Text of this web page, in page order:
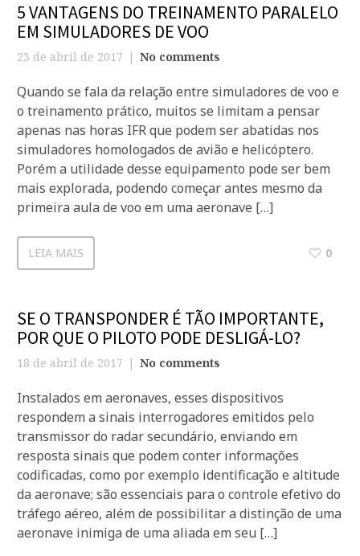
5 VANTAGENS DO TREINAMENTO PARALELO
EM SIMULADORES DE VOO
23 de abril de 2017 No comments
Quando se fala da relação entre simuladores de voo e
o treinamento prático, muitos se limitam a pensar
apenas nas horas IFR que podem ser abatidas nos
simuladores homologados de avião e helicóptero.
Porém a utilidade desse equipamento pode ser bem
mais explorada, podendo começar antes mesmo da
primeira aula de voo em uma aeronave […]
LEIA MAIS 0
SE O TRANSPONDER É TÃO IMPORTANTE,
POR QUE O PILOTO PODE DESLIGÁ-LO?
18 de abril de 2017 No comments
Instalados em aeronaves, esses dispositivos
respondem a sinais interrogadores emitidos pelo
transmissor do radar secundário, enviando em
resposta sinais que podem conter informações
codificadas, como por exemplo identificação e altitude
da aeronave; são essenciais para o controle efetivo do
tráfego aéreo, além de possibilitar a distinção de uma
aeronave inimiga de uma aliada em seu […]